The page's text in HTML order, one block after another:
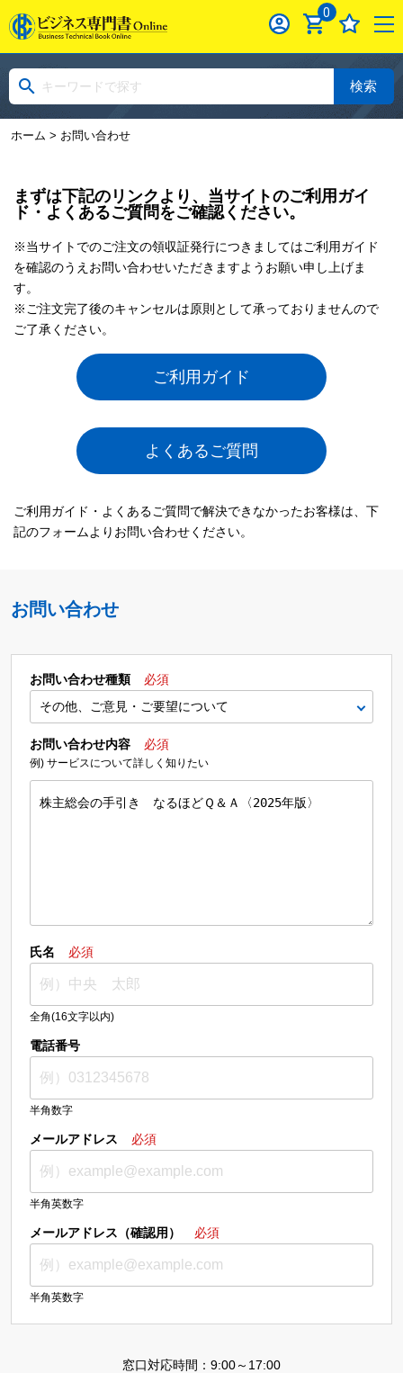
0
検索
ホーム > お問い合わせ
まずは下記のリンクより、当サイトのご利用ガイ
ド・よくあるご質問をご確認ください。
※当サイトでのご注文の領収証発行につきましてはご利用ガイド
を確認のうえお問い合わせいただきますようお願い申し上げま
す。
※ご注文完了後のキャンセルは原則として承っておりませんので
ご了承ください。
ご利用ガイド
よくあるご質問
ご利用ガイド・よくあるご質問で解決できなかったお客様は、下
記のフォームよりお問い合わせください。
お問い合わせ
お問い合わせ種類 必須
お問い合わせ内容 必須
例) サービスについて詳しく知りたい
氏名 必須
全角(16文字以内)
電話番号
半角数字
メールアドレス 必須
半角英数字
メールアドレス（確認用） 必須
半角英数字
窓口対応時間：9:00～17:00